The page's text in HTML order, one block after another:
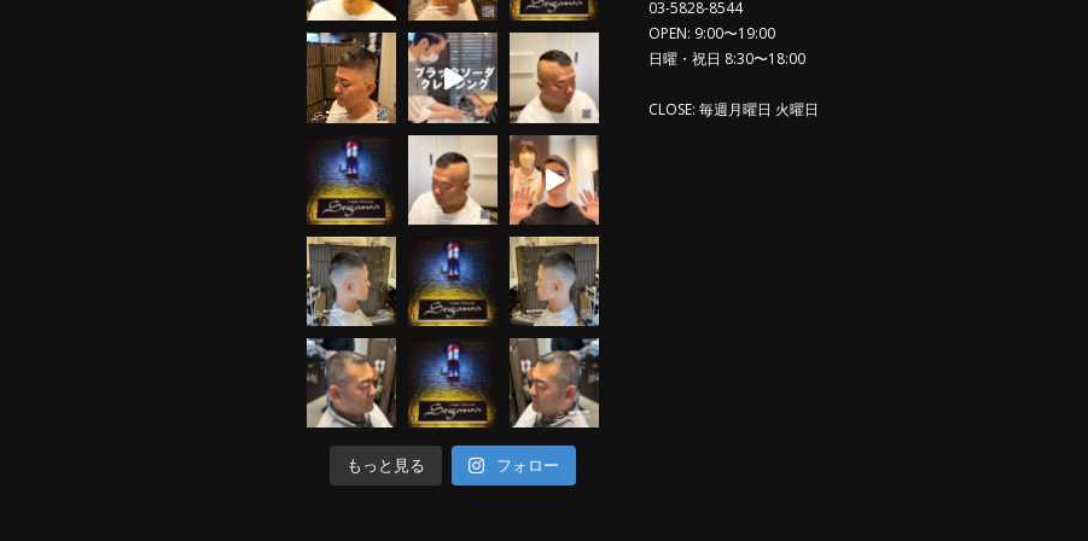
もっと見る フォロー
03-5828-8544
OPEN: 9:00〜19:00
日曜・祝日 8:30〜18:00
CLOSE: 毎週月曜日 火曜日